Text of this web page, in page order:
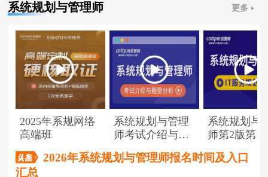
系统规划与管理师 更多
2025年系规网络
高端班
系统规划与管理
师考试介绍与题
系统规划与
师第2版第1
2026年系统规划与管理师报名时间及入口
汇总